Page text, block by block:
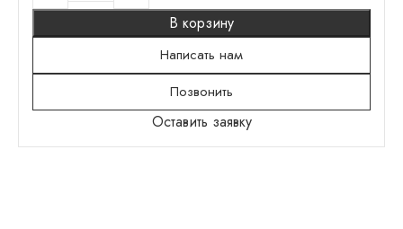
В корзину
Написать нам
Позвонить
Оставить заявку